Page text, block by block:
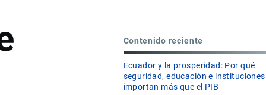
Contenido reciente
Ecuador y la prosperidad: Por qué
seguridad, educación e instituciones
importan más que el PIB